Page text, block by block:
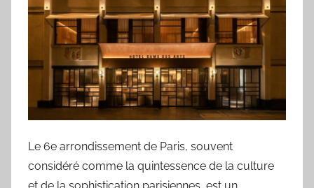
Le 6e arrondissement de Paris, souvent
considéré comme la quintessence de la culture